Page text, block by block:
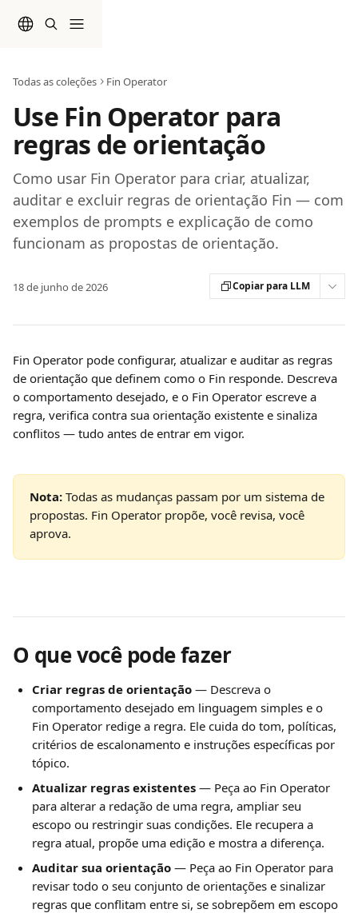
Todas as coleções Fin Operator
Use Fin Operator para
regras de orientação
Como usar Fin Operator para criar, atualizar,
auditar e excluir regras de orientação Fin — com
exemplos de prompts e explicação de como
funcionam as propostas de orientação.
18 de junho de 2026 Copiar para LLM
Fin Operator pode configurar, atualizar e auditar as regras
de orientação que definem como o Fin responde. Descreva
o comportamento desejado, e o Fin Operator escreve a
regra, verifica contra sua orientação existente e sinaliza
conflitos — tudo antes de entrar em vigor.
Nota: Todas as mudanças passam por um sistema de
propostas. Fin Operator propõe, você revisa, você
aprova.
O que você pode fazer
Criar regras de orientação — Descreva o
comportamento desejado em linguagem simples e o
Fin Operator redige a regra. Ele cuida do tom, políticas,
critérios de escalonamento e instruções específicas por
tópico.
Atualizar regras existentes — Peça ao Fin Operator
para alterar a redação de uma regra, ampliar seu
escopo ou restringir suas condições. Ele recupera a
regra atual, propõe uma edição e mostra a diferença.
Auditar sua orientação — Peça ao Fin Operator para
revisar todo o seu conjunto de orientações e sinalizar
regras que conflitam entre si, se sobrepõem em escopo